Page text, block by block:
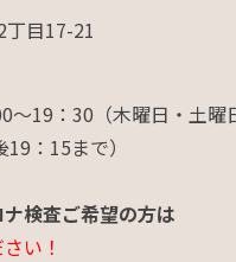
丁目17-21
19：30（木曜日・土曜
：15まで）
検査ご希望の方は
い！